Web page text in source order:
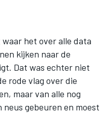
het over alle data
kijken naar de
Dat was echter niet
rode vlag over die
maar van alle nog
gebeuren en moest